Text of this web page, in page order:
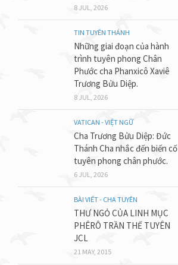
8 JUL, 2026
TIN TUYÊN THÁNH
Những giai đoạn của hành
trình tuyên phong Chân
Phước cha Phanxicô Xaviê
Trương Bửu Diệp.
8 JUL, 2026
VATICAN - VIỆT NGỮ
Cha Trương Bửu Diệp: Đức
Thánh Cha nhắc đến biến cố
tuyên phong chân phước.
6 JUL, 2026
BÀI VIẾT - CHA TUYÊN
THƯ NGỎ CỦA LINH MỤC
PHÊRÔ TRẦN THẾ TUYÊN
JCL
21 MAY, 2015